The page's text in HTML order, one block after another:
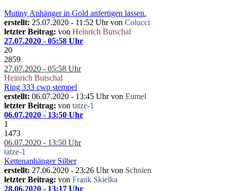
Mutiny Anhänger in Gold anfertigen lassen.
erstellt: 25.07.2020 - 11:52 Uhr von Colucci
letzter Beitrag: von Heinrich Butschal
27.07.2020 - 05:58 Uhr
20
2859
27.07.2020 - 05:58 Uhr
Heinrich Butschal
Ring 333 cwp stempel
erstellt: 06.07.2020 - 13:45 Uhr von Eumel
letzter Beitrag: von tatze-1
06.07.2020 - 13:50 Uhr
1
1473
06.07.2020 - 13:50 Uhr
tatze-1
Kettenanhänger Silber
erstellt: 27.06.2020 - 23:26 Uhr von Schnien
letzter Beitrag: von Frank Skielka
28.06.2020 - 13:17 Uhr